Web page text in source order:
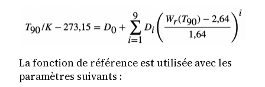
La fonction de référence est utilisée avec les
paramètres suivants :